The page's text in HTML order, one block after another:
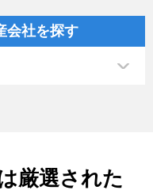
会社を探す
厳選された